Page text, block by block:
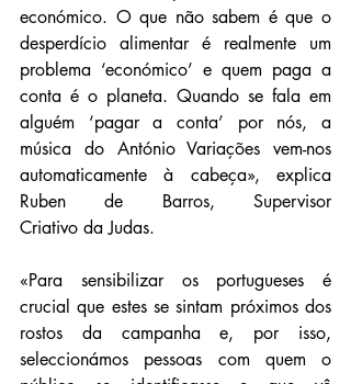
económico. O que não sabem é que o
desperdício alimentar é realmente um
problema ‘económico’ e quem paga a
conta é o planeta. Quando se fala em
alguém ‘pagar a conta’ por nós, a
música do António Variações vem-nos
automaticamente à cabeça», explica
Ruben de Barros, Supervisor
Criativo da Judas.
«Para sensibilizar os portugueses é
crucial que estes se sintam próximos dos
rostos da campanha e, por isso,
seleccionámos pessoas com quem o